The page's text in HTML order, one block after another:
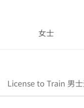
女士
License to Train 男